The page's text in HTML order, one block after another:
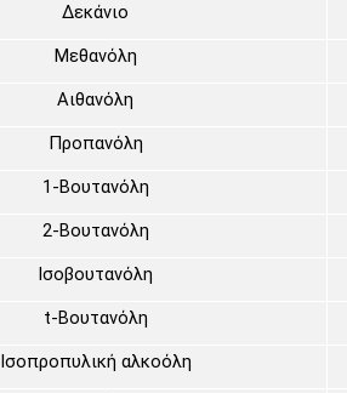
Δεκάνιο
Μεθανόλη
Αιθανόλη
Προπανόλη
1-Βουτανόλη
2-Βουτανόλη
Ισοβουτανόλη
t-Βουτανόλη
Ισοπροπυλική αλκοόλη